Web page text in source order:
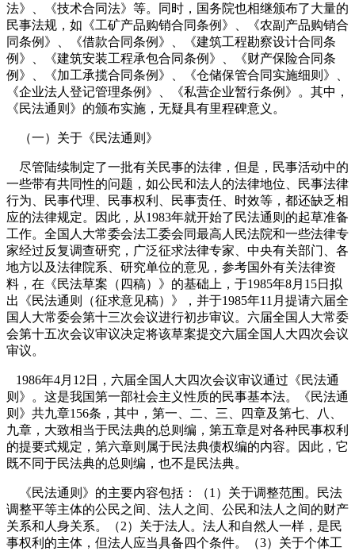
法》、《技术合同法》等。同时，国务院也相继颁布了大量的
民事法规，如《工矿产品购销合同条例》、《农副产品购销合
同条例》、《借款合同条例》、《建筑工程勘察设计合同条
例》、《建筑安装工程承包合同条例》、《财产保险合同条
例》、《加工承揽合同条例》、《仓储保管合同实施细则》、
《企业法人登记管理条例》、《私营企业暂行条例》。其中，
《民法通则》的颁布实施，无疑具有里程碑意义。
（一）关于《民法通则》
尽管陆续制定了一批有关民事的法律，但是，民事活动中的
一些带有共同性的问题，如公民和法人的法律地位、民事法律
行为、民事代理、民事权利、民事责任、时效等，都还缺乏相
应的法律规定。因此，从1983年就开始了民法通则的起草准备
工作。全国人大常委会法工委会同最高人民法院和一些法律专
家经过反复调查研究，广泛征求法律专家、中央有关部门、各
地方以及法律院系、研究单位的意见，参考国外有关法律资
料，在《民法草案（四稿）》的基础上，于1985年8月 15日 拟
出《民法通则（征求意见稿）》，并于1985年11 月提请六届全
国人大常委会第十三次会议进行初步审议。六届全国人大常委
会第十五次会议审议决定将该草案提交六届全国人大四次会议
审议。
1986年4月 12 日
，六届全国人大四次会议审议通过《民法通
则》。这是我国第一部社会主义性质的民事基本法。《民法通
则》共九章156条，其中，第一、二、三、四章及第七、八、
九章，大致相当于民法典的总则编，第五章是对各种民事权利
的提要式规定，第六章则属于民法典债权编的内容。因此，它
既不同于民法典的总则编，也不是民法典。
《民法通则》的主要内容包括：（1 ）关于调整范围。民法
调整平等主体的公民之间、法人之间、公民和法人之间的财产
关系和人身关系。（2）关于法人。法人和自然人一样，是民
事权利的主体，但法人应当具备四个条件。（3）关于个体工